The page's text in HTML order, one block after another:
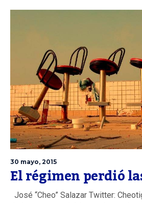
30 mayo, 2015
El régimen perdió
José “Cheo” Salazar Twitter: